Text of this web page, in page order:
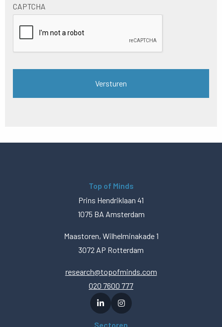
CAPTCHA
Top of Minds
Prins Hendriklaan 41
1075 BA Amsterdam
Maastoren, Wilhelminakade 1
3072 AP Rotterdam
research@topofminds.com
020 7600 777
Sectoren